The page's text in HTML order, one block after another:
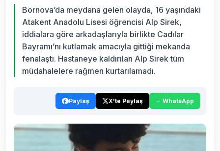
Bornova’da meydana gelen olayda, 16 yaşındaki
Atakent Anadolu Lisesi öğrencisi Alp Sirek,
iddialara göre arkadaşlarıyla birlikte Cadılar
Bayramı’nı kutlamak amacıyla gittiği mekanda
fenalaştı. Hastaneye kaldırılan Alp Sirek tüm
müdahalelere rağmen kurtarılamadı.
Paylaş X'te Paylaş WhatsApp